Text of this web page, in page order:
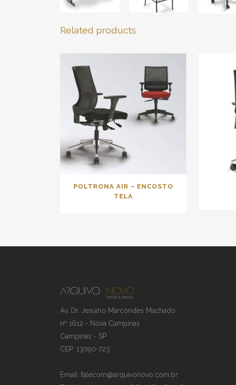
Related products
POLTRONA AIR – ENCOSTO
TELA
Av. Dr. Jesuíno Marcondes Machado
nº 1612 - Nova Campinas
Campinas - SP
CEP: 13090-723
Email: falecom@arquivonovo.com.br